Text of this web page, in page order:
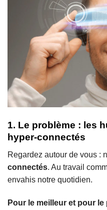
1. Le problème : les
hyper-connectés
Regardez autour de vous :
connectés. Au travail
envahis notre quotidien.
Pour le meilleur et pour le